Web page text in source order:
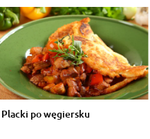
owsi...
Placki po węgiersku